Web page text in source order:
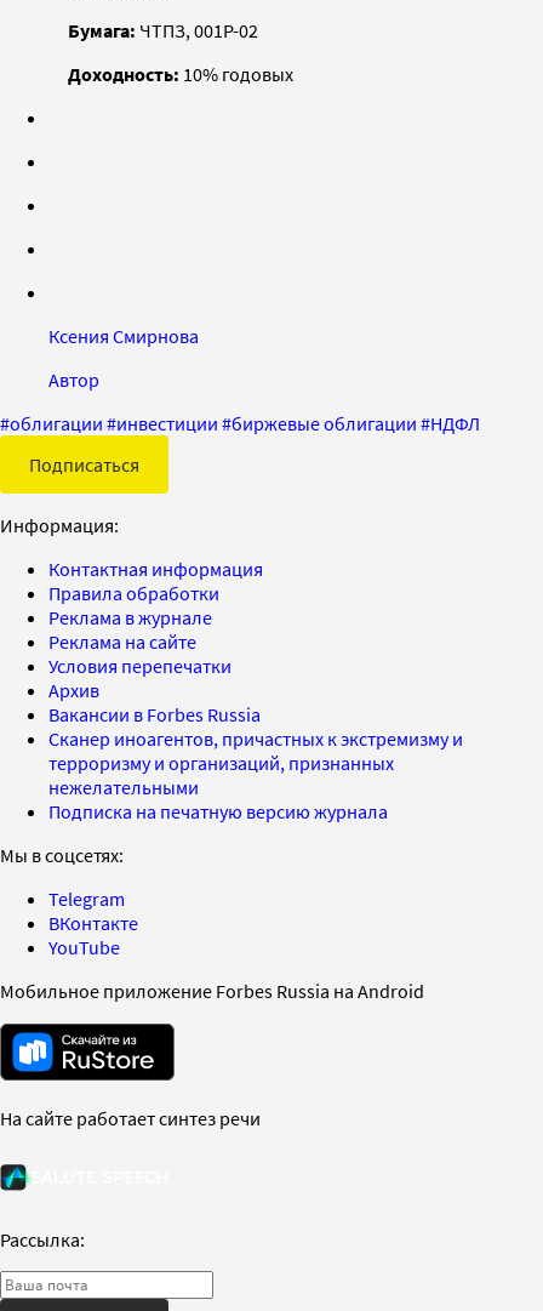
Бумага: ЧТПЗ, 001Р-02
Доходность: 10% годовых
Ксения Смирнова
Автор
#облигации #инвестиции #биржевые облигации #НДФЛ
Подписаться
Информация:
Контактная информация
Правила обработки
Реклама в журнале
Реклама на сайте
Условия перепечатки
Архив
Вакансии в Forbes Russia
Сканер иноагентов, причастных к экстремизму и
терроризму и организаций, признанных
нежелательными
Подписка на печатную версию журнала
Мы в соцсетях:
Telegram
ВКонтакте
YouTube
Мобильное приложение Forbes Russia на Android
На сайте работает синтез речи
Рассылка: